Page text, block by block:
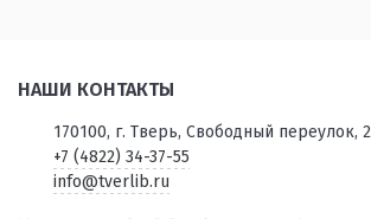
НАШИ КОНТАКТЫ
170100, г. Тверь, Свободный переулок,
+7 (4822) 34-37-55
info@tverlib.ru